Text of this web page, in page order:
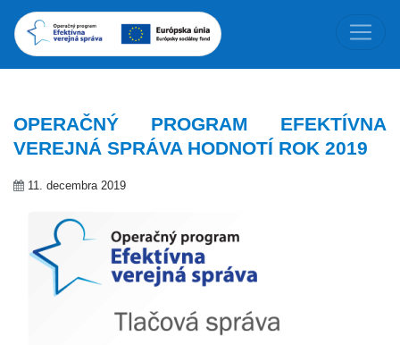
OPERAČNÝ PROGRAM EFEKTÍVNA
VEREJNÁ SPRÁVA HODNOTÍ ROK 2019
11. decembra 2019